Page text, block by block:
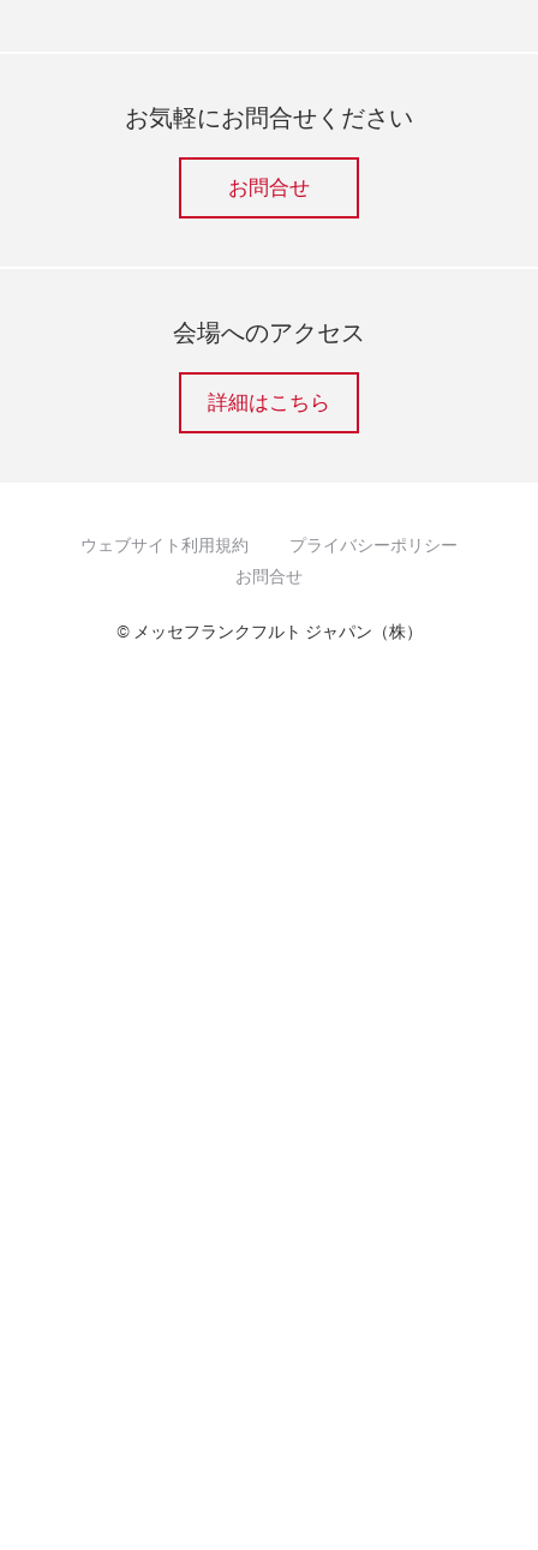
お気軽にお問合せください
お問合せ
会場へのアクセス
詳細はこちら
ウェブサイト利用規約
プライバシーポリシー
お問合せ
© メッセフランクフルト ジャパン（株）